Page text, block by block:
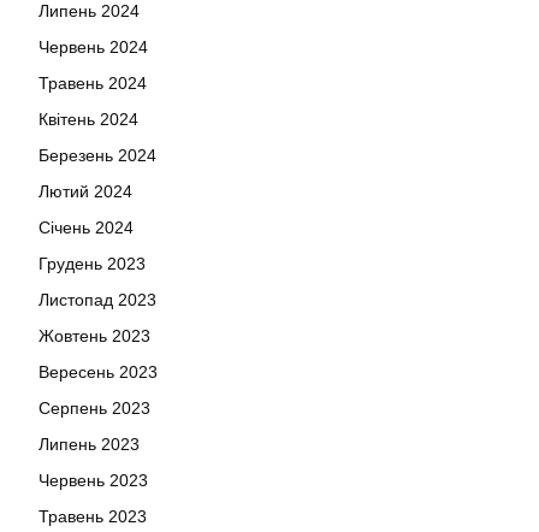
Липень 2024
Червень 2024
Травень 2024
Квітень 2024
Березень 2024
Лютий 2024
Січень 2024
Грудень 2023
Листопад 2023
Жовтень 2023
Вересень 2023
Серпень 2023
Липень 2023
Червень 2023
Травень 2023